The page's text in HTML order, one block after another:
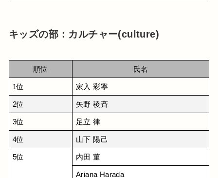
キッズの部：カルチャー(culture)
順位 氏名
1位 家入 彩寧
2位 矢野 稜斉
3位 足立 律
4位 山下 陽己
5位 内田 菫
Ariana Harada